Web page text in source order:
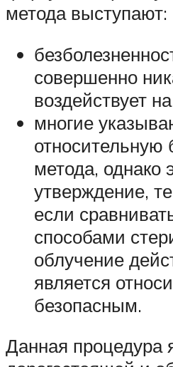
метода выступают:
совершенно
воздействует
многие
относительную
метода, однако
утверждение,
если
способами
облучение
является
безопасным.
Данная процедура